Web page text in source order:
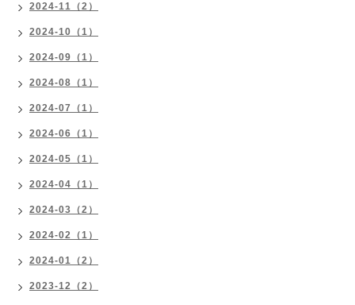
2024-11（2）
2024-10（1）
2024-09（1）
2024-08（1）
2024-07（1）
2024-06（1）
2024-05（1）
2024-04（1）
2024-03（2）
2024-02（1）
2024-01（2）
2023-12（2）